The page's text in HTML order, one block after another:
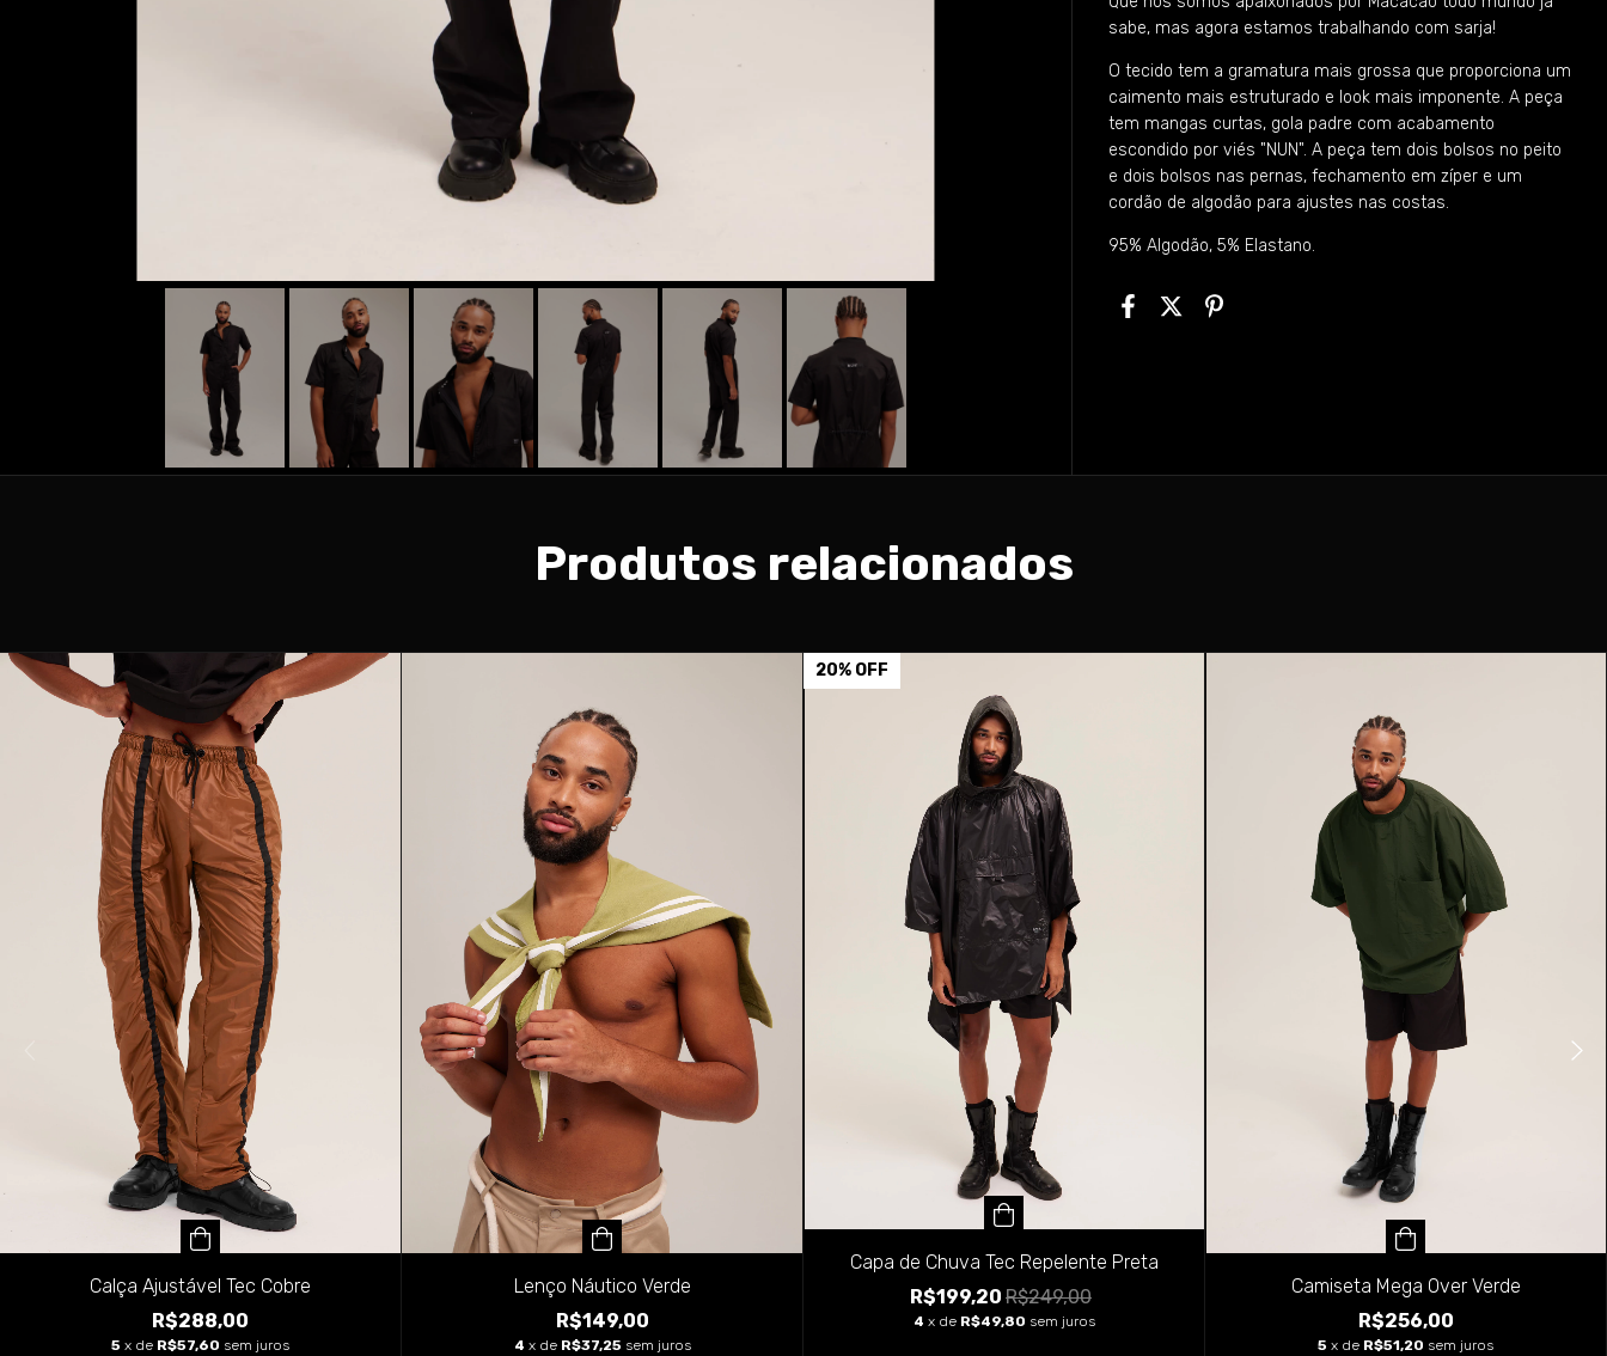
sabe, mas agora estamos trabalhando com sarja!
O tecido tem a gramatura mais grossa que proporciona um
caimento mais estruturado e look mais imponente. A peça
tem mangas curtas, gola padre com acabamento
escondido por viés "NUN". A peça tem dois bolsos no peito
e dois bolsos nas pernas, fechamento em zíper e um
cordão de algodão para ajustes nas costas.
95% Algodão, 5% Elastano.
Produtos relacionados
Calça Ajustável Tec Cobre
R$288,00
5 x de R$57,60 sem juros
Lenço Náutico Verde
R$149,00
4 x de R$37,25 sem juros
20% OFF
Capa de Chuva Tec Repelente Preta
R$199,20 R$249,00
4 x de R$49,80 sem juros
Camiseta Mega Over Verde
R$256,00
5 x de R$51,20 sem juros